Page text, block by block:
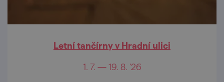
Letní tančírny v Hradní ulici
1. 7. — 19. 8. '26